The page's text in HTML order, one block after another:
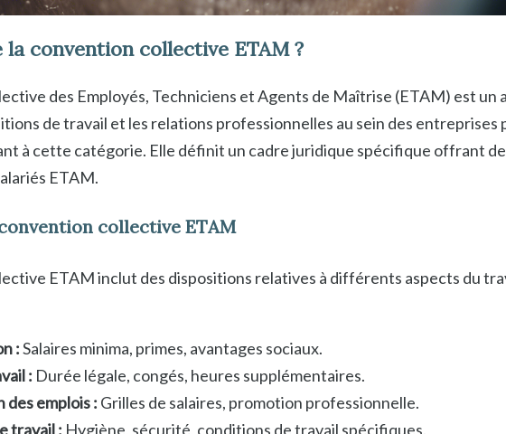
la convention collective ETAM ?
des Employés, Techniciens et Agents de Maîtrise (ETAM) est un
de travail et les relations professionnelles au sein des entreprises
à cette catégorie. Elle définit un cadre juridique spécifique offrant
ETAM.
collective ETAM
ETAM inclut des dispositions relatives à différents aspects du
:Salaires minima, primes, avantages sociaux.
: Durée légale, congés, heures supplémentaires.
des emplois : Grilles de salaires, promotion professionnelle.
travail : Hygiène, sécurité, conditions de travail spécifiques.